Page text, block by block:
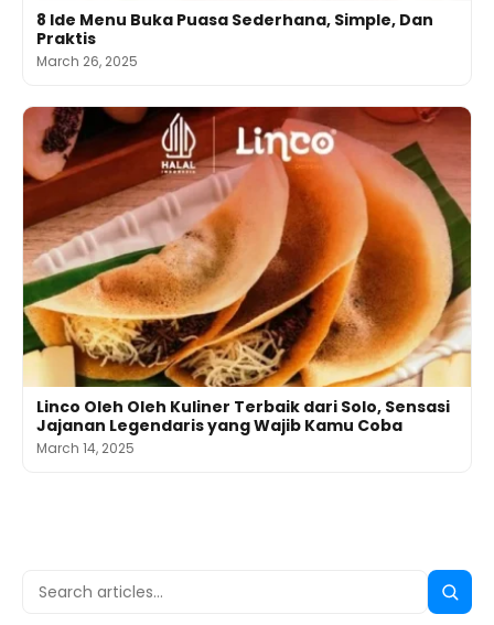
8 Ide Menu Buka Puasa Sederhana, Simple, Dan
Praktis
March 26, 2025
Linco Oleh Oleh Kuliner Terbaik dari Solo, Sensasi
Jajanan Legendaris yang Wajib Kamu Coba
March 14, 2025
Search
Search